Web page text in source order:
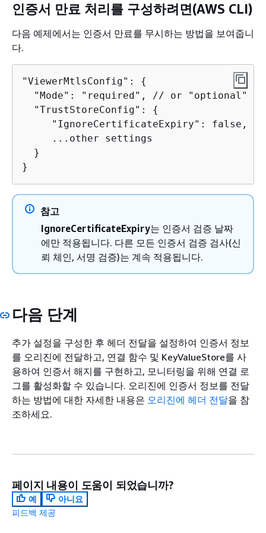
인증서 만료 처리를 구성하려면(AWS CLI)
다음 예제에서는 인증서 만료를 무시하는 방법을 보여줍니
다.
"ViewerMtlsConfig": {
  "Mode": "required", // or "optional"
  "TrustStoreConfig":
{
     "IgnoreCertificateExpiry": false,
     ...other settings
  }
}
참고
IgnoreCertificateExpiry는 인증서 검증 날짜
에만 적용됩니다. 다른 모든 인증서 검증 검사(신
뢰 체인, 서명 검증)는 계속 적용됩니다.
다음 단계
추가 설정을 구성한 후 헤더 전달을 설정하여 인증서 정보
를 오리진에 전달하고, 연결 함수 및 KeyValueStore를 사
용하여 인증서 해지를 구현하고, 모니터링을 위해 연결 로
그를 활성화할 수 있습니다. 오리진에 인증서 정보를 전달
하는 방법에 대한 자세한 내용은 오리진에 헤더 전달을 참
조하세요.
페이지 내용이 도움이 되었습니까?
예
아니요
피드백 제공